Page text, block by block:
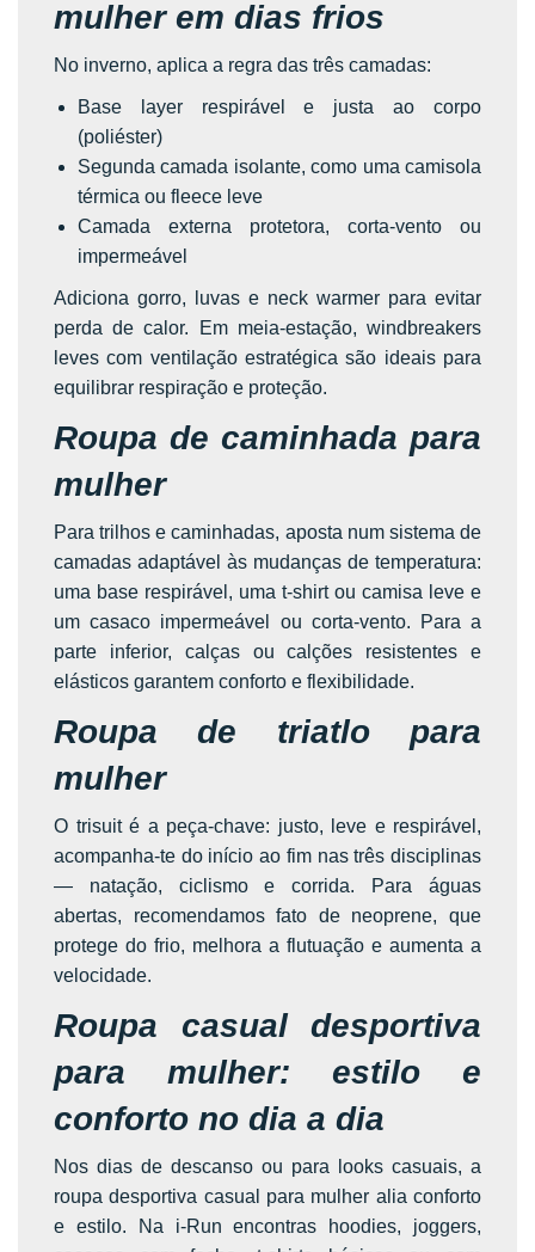
mulher em dias frios
No inverno, aplica a regra das três camadas:
Base layer respirável e justa ao corpo
(poliéster)
Segunda camada isolante, como uma camisola
térmica ou fleece leve
Camada externa protetora, corta-vento ou
impermeável
Adiciona gorro, luvas e neck warmer para evitar
perda de calor. Em meia-estação, windbreakers
leves com ventilação estratégica são ideais para
equilibrar respiração e proteção.
Roupa de caminhada para
mulher
Para trilhos e caminhadas, aposta num sistema de
camadas adaptável às mudanças de temperatura:
uma base respirável, uma t-shirt ou camisa leve e
um casaco impermeável ou corta-vento. Para a
parte inferior, calças ou calções resistentes e
elásticos garantem conforto e flexibilidade.
Roupa de triatlo para
mulher
O trisuit é a peça-chave: justo, leve e respirável,
acompanha-te do início ao fim nas três disciplinas
— natação, ciclismo e corrida. Para águas
abertas, recomendamos fato de neoprene, que
protege do frio, melhora a flutuação e aumenta a
velocidade.
Roupa casual desportiva
para mulher: estilo e
conforto no dia a dia
Nos dias de descanso ou para looks casuais, a
roupa desportiva casual para mulher alia conforto
e estilo. Na i-Run encontras hoodies, joggers,